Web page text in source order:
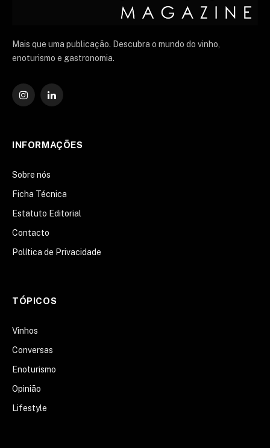
Mais que uma publicação. Descubra o mundo do vinho,
enoturismo e gastronomia.
Instagram
O
INFORMAÇÕES
Sobre nós
Ficha Técnica
Estatuto Editorial
Contacto
Política de Privacidade
TÓPICOS
Vinhos
Conversas
Enoturismo
Opinião
Lifestyle